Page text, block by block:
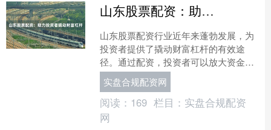
山东股票配资：助力投资者撬动财富杠杆
山东股票配资行业近年来蓬勃发展，为
投资者提供了撬动财富杠杆的有效途
径。通过配资，投资者可以放大资金规
模，提升投资收益率，从而实现财富增
值。 山东股票配资平台通常....
实盘合规配资网
阅读： 169 栏目： 实盘合规配资
网